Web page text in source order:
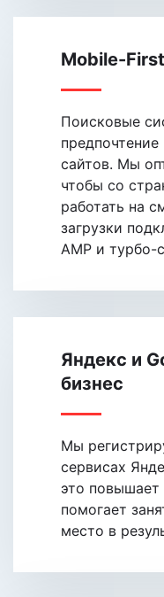
Mobile-First
Поисковые
сайтов. Мы
чтобы со
работать на
загрузки
АMP и турбо-
Яндекс и
бизнес
Мы
сервисах
это
помогает
место в